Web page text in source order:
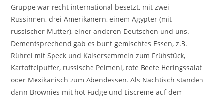
Gruppe war recht international besetzt, mit zwei
Russinnen, drei Amerikanern, einem Ägypter (mit
russischer Mutter), einer anderen Deutschen und uns.
Dementsprechend gab es bunt gemischtes Essen, z.B.
Rührei mit Speck und Kaisersemmeln zum Frühstück,
Kartoffelpuffer, russische Pelmeni, rote Beete Heringssalat
oder Mexikanisch zum Abendessen. Als Nachtisch standen
dann Brownies mit hot Fudge und Eiscreme auf dem